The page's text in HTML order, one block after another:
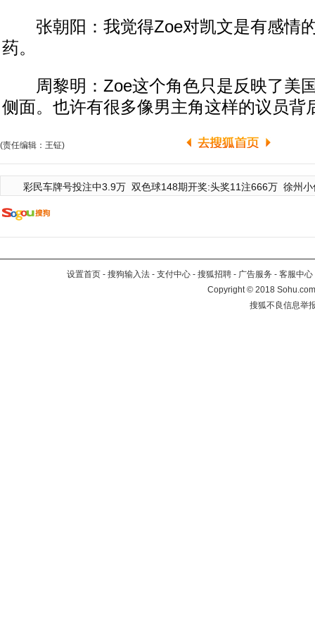
张朝阳：我觉得Zoe对凯文是有感情
药。
周黎明：Zoe这个角色只是反映了美
侧面。也许有很多像男主角这样的议员背
(责任编辑：王钲)
彩民车牌号投注中3.9万 双色球148期开奖:头奖11注666万 徐州
设置首页 - 搜狗输入法 - 支付中心 - 搜狐招聘 - 广告服务 - 客服中心
Copyright©2018
搜狐不良信息举